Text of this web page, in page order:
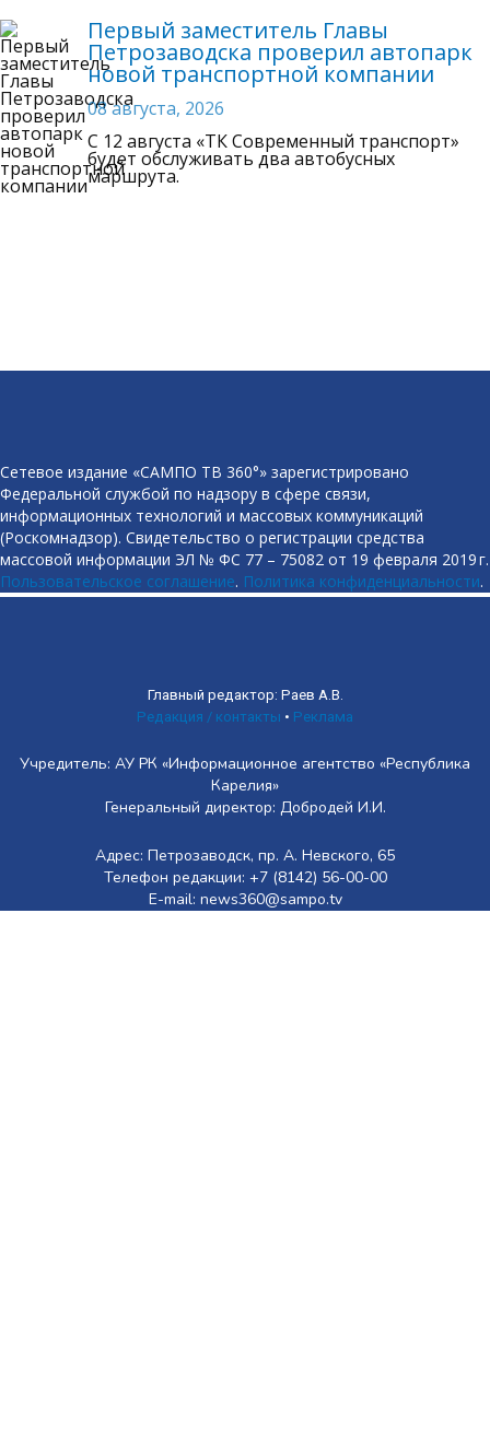
Первый заместитель Главы
Петрозаводска проверил автопарк
новой транспортной компании
08 августа, 2026
C 12 августа «ТК Современный транспорт»
будет обслуживать два автобусных
маршрута.
Сетевое издание «САМПО ТВ 360°» зарегистрировано
Федеральной службой по надзору в сфере связи,
информационных технологий и массовых коммуникаций
(Роскомнадзор). Свидетельство о регистрации средства
массовой информации ЭЛ № ФС 77 – 75082 от 19 февраля 2019 г.
Пользовательское соглашение. Политика конфиденциальности.
Главный редактор: Раев А.В.
Редакция / контакты • Реклама
Учредитель: АУ РК «Информационное агентство «Республика
Карелия»
Генеральный директор: Добродей И.И.
Адрес: Петрозаводск, пр. А. Невского, 65
Телефон редакции: +7 (8142) 56-00-00
E-mail: news360@sampo.tv